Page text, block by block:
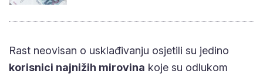
Rast neovisan o usklađivanju osjetili su jedino
korisnici najnižih mirovina koje su odlukom